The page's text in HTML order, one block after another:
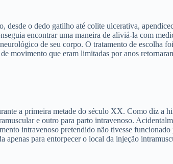
o dedo gatilho até colite ulcerativa,
encontrar uma maneira de aliviá-la com
de seu corpo. O tratamento de escolha
movimento que eram limitadas por anos
a primeira metade do século XX. Como diz a
e outro para parto intravenoso.
intravenoso pretendido não tivesse
para entorpecer o local da injeção